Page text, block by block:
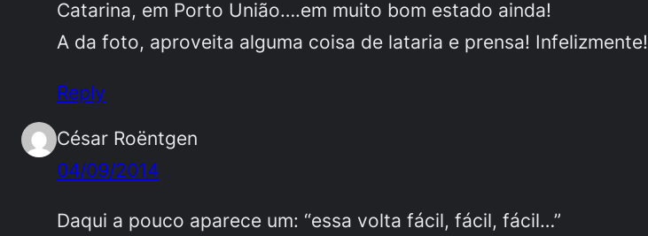
Catarina, em Porto União….em muito bom estado ainda!
A da foto, aproveita alguma coisa de lataria e prensa! Infelizmente!
Reply
César Roëntgen
04/09/2014
Daqui a pouco aparece um: “essa volta fácil, fácil, fácil…”